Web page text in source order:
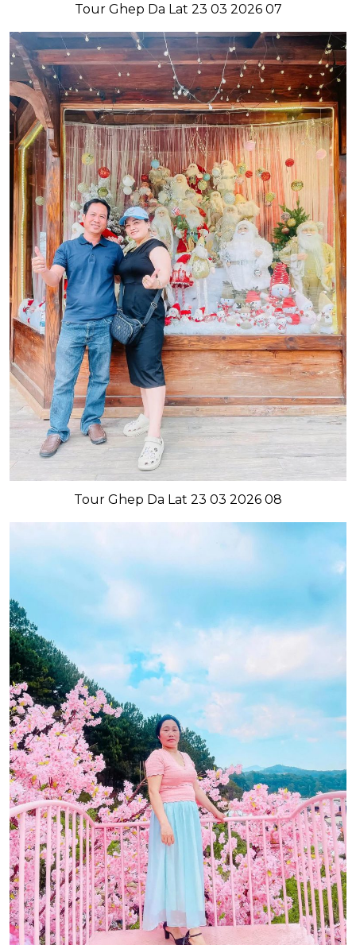
Tour Ghep Da Lat 23 03 2026 07
Tour Ghep Da Lat 23 03 2026 08